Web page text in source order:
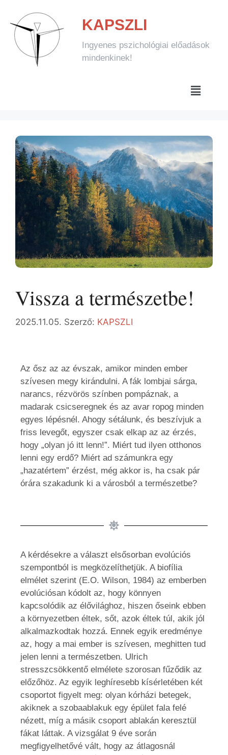
KAPSZLI
Ingyenes pszichológiai előadások
mindenkinek!
Vissza a természetbe!​
2025.11.05. Szerző: KAPSZLI
Az ősz az az évszak, amikor minden ember
szívesen megy kirándulni. A fák lombjai sárga,
narancs, rézvörös színben pompáznak, a
madarak csicseregnek és az avar ropog minden
egyes lépésnél. Ahogy sétálunk, és beszívjuk a
friss levegőt, egyszer csak elkap az az érzés,
hogy „olyan jó itt lenn!”. Miért tud ilyen otthonos
lenni egy erdő? Miért ad számunkra egy
„hazatértem” érzést, még akkor is, ha csak pár
órára szakadunk ki a városból a természetbe?
A kérdésekre a választ elsősorban evolúciós
szempontból is megközelíthetjük. A biofília
elmélet szerint (E.O. Wilson, 1984) az emberben
evolúciósan kódolt az, hogy könnyen
kapcsolódik az élővilághoz, hiszen őseink ebben
a környezetben éltek, sőt, azok éltek túl, akik jól
alkalmazkodtak hozzá. Ennek egyik eredménye
az, hogy a mai ember is szívesen, meghitten tud
jelen lenni a természetben. Ulrich
stresszcsökkentő elmélete szorosan fűződik az
előzőhöz. Az egyik leghíresebb kísérletében két
csoportot figyelt meg: olyan kórházi betegek,
akiknek a szobaablakuk egy épület fala felé
nézett, míg a másik csoport ablakán keresztül
fákat láttak. A vizsgálat 9 éve során
megfigyelhetővé vált, hogy az átlagosnál